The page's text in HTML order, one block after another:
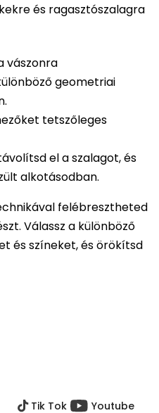
és ragasztószalagra
vászonra
geometriai
tetszőleges
el a szalagot, és
alkotásodban.
felébresztheted
Válassz a különböző
és színeket, és örökítsd
Tik Tok Youtube